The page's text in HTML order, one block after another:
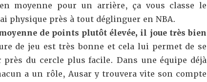
moyenne pour un arrière, ça vous classe le
physique près à tout déglinguer en NBA.
de points plutôt élevée, il joue très bien
de jeu est très bonne et cela lui permet de se
du cercle plus facile. Dans une équipe déjà
a un rôle, Ausar y trouvera vite son compte